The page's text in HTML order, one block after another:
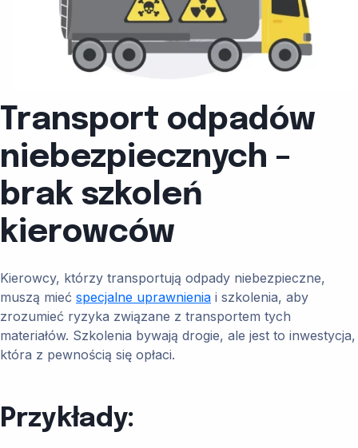
Transport odpadów
niebezpiecznych –
brak szkoleń
kierowców
Kierowcy, którzy transportują odpady niebezpieczne,
muszą mieć specjalne uprawnienia i szkolenia, aby
zrozumieć ryzyka związane z transportem tych
materiałów. Szkolenia bywają drogie, ale jest to inwestycja,
która z pewnością się opłaci.
Przykłady: